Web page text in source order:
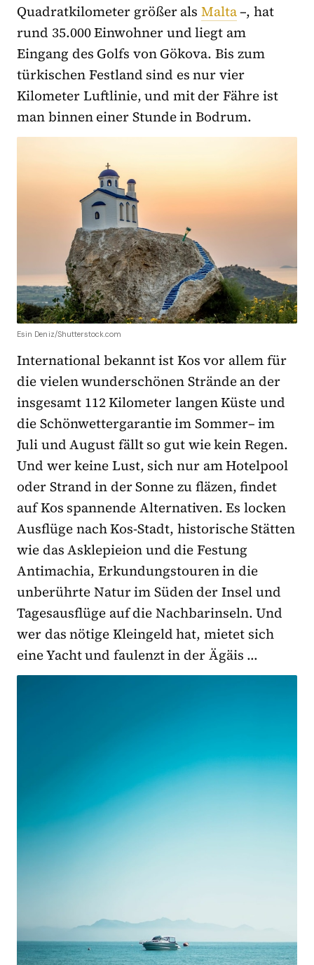
Quadratkilometer größer als Malta–, hat
rund 35.000 Einwohner und liegt am
Eingang des Golfs von Gökova. Bis zum
türkischen Festland sind es nur vier
Kilometer Luftlinie, und mit der Fähre ist
man binnen einer Stunde in Bodrum.
Esin Deniz/Shutterstock.com
International bekannt ist Kos vor allem für
die vielen wunderschönen Strände an der
insgesamt 112 Kilometer langen Küste und
die Schönwettergarantie im Sommer– im
Juli und August fällt so gut wie kein Regen.
Und wer keine Lust, sich nur am Hotelpool
oder Strand in der Sonne zu fläzen, findet
auf Kos spannende Alternativen. Es locken
Ausflüge nach Kos-Stadt, historische Stätten
wie das Asklepieion und die Festung
Antimachia, Erkundungstouren in die
unberührte Natur im Süden der Insel und
Tagesausflüge auf die Nachbarinseln. Und
wer das nötige Kleingeld hat, mietet sich
eine Yacht und faulenzt in der Ägäis …